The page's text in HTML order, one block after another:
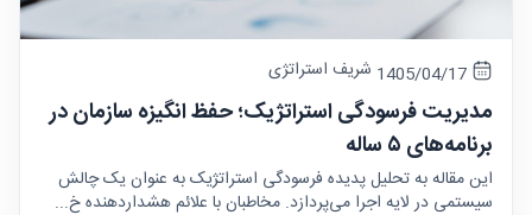
شریف استراتژی
مدیریت فرسودگی استراتژیک؛ حفظ انگیزه سازمان در
برنامه‌های ۵ ساله
این مقاله به تحلیل پدیده فرسودگی استراتژیک به عنوان یک چالش
سیستمی در لایه اجرا می‌پردازد. مخاطبان با علائم هشداردهنده خ...